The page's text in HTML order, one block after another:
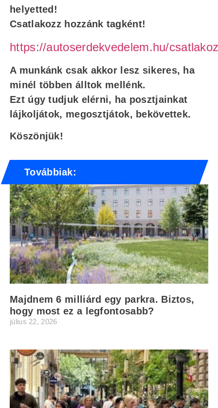
helyetted!
Csatlakozz hozzánk tagként!
https://autoserdekvedelem.hu/
A munkánk csak akkor lesz sikeres, ha
minél többen álltok mellénk.
Ezt úgy tudjuk elérni, ha posztjainkat
lájkoljátok, megosztjátok, bekövettek.
Köszönjük!
Továbbiak:
Majdnem 6 milliárd egy parkra. Biztos,
hogy most ez a legfontosabb?
július 22, 2026